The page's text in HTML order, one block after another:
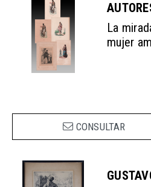
La
mujer
CONSULTAR